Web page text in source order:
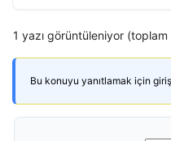
1 yazı görüntüleniyor (toplam
Bu konuyu yanıtlamak için giriş